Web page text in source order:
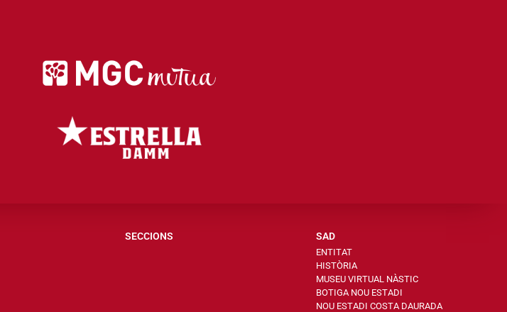
SECCIONS SAD
ENTITAT
HISTÒRIA
MUSEU VIRTUAL NÀSTIC
BOTIGA NOU ESTADI
NOU ESTADI COSTA DAURADA